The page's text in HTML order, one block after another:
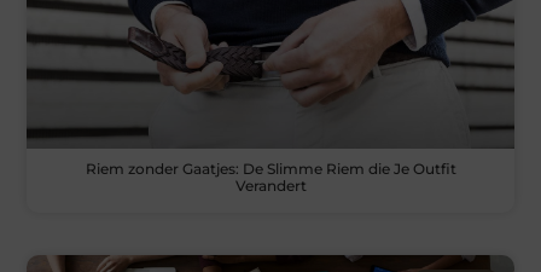
Riem zonder Gaatjes: De Slimme Riem die Je Outfit
Verandert